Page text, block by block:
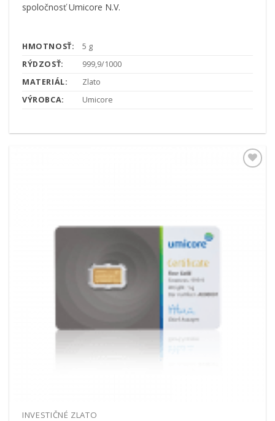
spoločnosť Umicore N.V.
HMOTNOSŤ:
5 g
RÝDZOSŤ:
999,9/1000
MATERIÁL:
Zlato
VÝROBCA:
Umicore
INVESTIČNÉ ZLATO